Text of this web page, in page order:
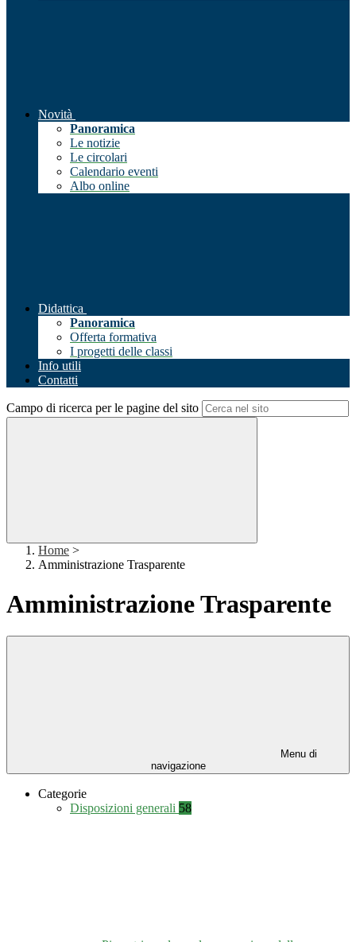
Novità
Panoramica
Le notizie
Le circolari
Calendario eventi
Albo online
Didattica
Panoramica
Offerta formativa
I progetti delle classi
Info utili
Contatti
Campo di ricerca per le pagine del sito
Home >
Amministrazione Trasparente
Amministrazione Trasparente
Menu di
navigazione
Categorie
Disposizioni generali 58